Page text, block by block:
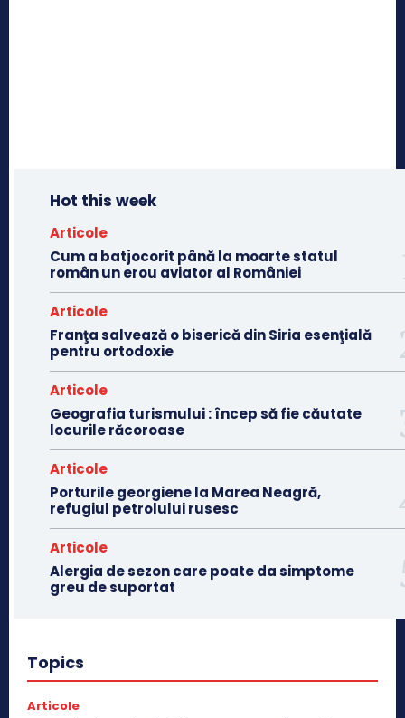
Hot this week
Articole
Cum a batjocorit până la moarte statul
român un erou aviator al României
Articole
Franţa salvează o biserică din Siria esenţială
pentru ortodoxie
Articole
Geografia turismului : încep să fie căutate
locurile răcoroase
Articole
Porturile georgiene la Marea Neagră,
refugiul petrolului rusesc
Articole
Alergia de sezon care poate da simptome
greu de suportat
Topics
Articole